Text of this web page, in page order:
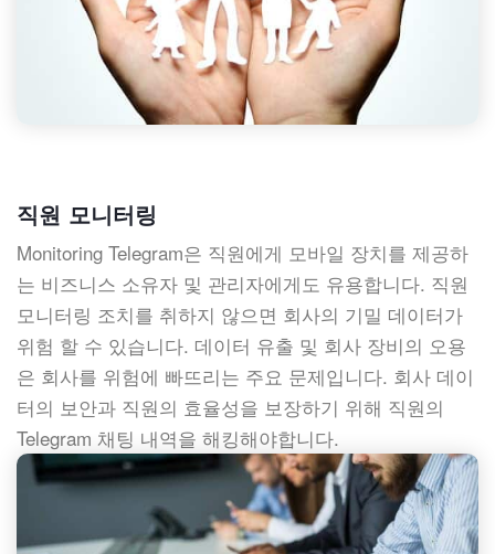
직원 모니터링
Monitoring Telegram은 직원에게 모바일 장치를 제공하
는 비즈니스 소유자 및 관리자에게도 유용합니다. 직원
모니터링 조치를 취하지 않으면 회사의 기밀 데이터가
위험 할 수 있습니다. 데이터 유출 및 회사 장비의 오용
은 회사를 위험에 빠뜨리는 주요 문제입니다. 회사 데이
터의 보안과 직원의 효율성을 보장하기 위해 직원의
Telegram 채팅 내역을 해킹해야합니다.